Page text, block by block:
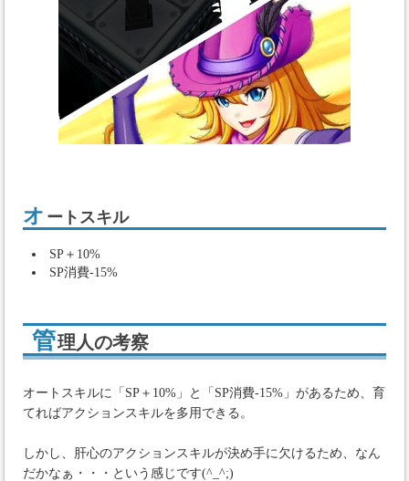
オ ートスキル
SP＋10%
SP消費-15%
管理人の考察
オートスキルに「SP＋10%」と「SP消費-15%」があるため、育
てればアクションスキルを多用できる。
しかし、肝心のアクションスキルが決め手に欠けるため、なん
だかなぁ・・・という感じです(^_^;)